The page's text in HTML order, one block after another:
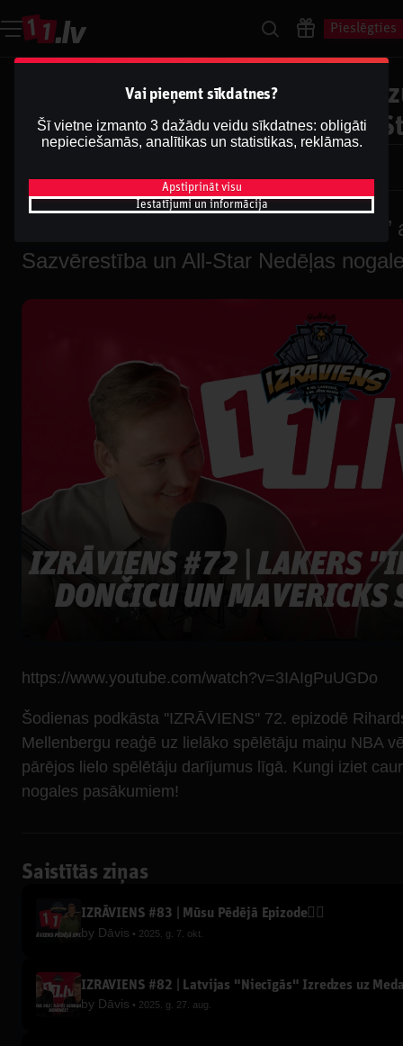
Pieslēgties
IZRĀVIENS #72 | Lakers
Mavericks Sazvērestība un All-
Atjaunināts 2026. g. 13. maijs
IZRĀVIENS #72 | Lakers
Sazvērestība un All-Star Nedēļas
https://www.youtube.com/watch?v=3IAIgPuUGDo
Šodienas podkāsta ''IZRĀVIENS'' 72. epizodē
Mellenbergu reaģē uz lielāko spēlētāju maiņu NBA
pārējos lielo spēlētāju darījumus līgā. Kungi iziet
nogales pasākumiem!
Saistītās ziņas
IZRĀVIENS #83 | Mūsu Pēdējā Epizode✌🏽
by Dāvis 2025. g. 7. okt.
IZRĀVIENS #82 | Latvijas "Niecīgās" Izredzes uz
by Dāvis 2025. g. 27. aug.
Vai pieņemt sīkdatnes?
Šī vietne izmanto 3 dažādu veidu sīkdatnes: obligāti
nepieciešamās, analītikas un statistikas, reklāmas.
Apstiprināt visu
Iestatījumi un informācija